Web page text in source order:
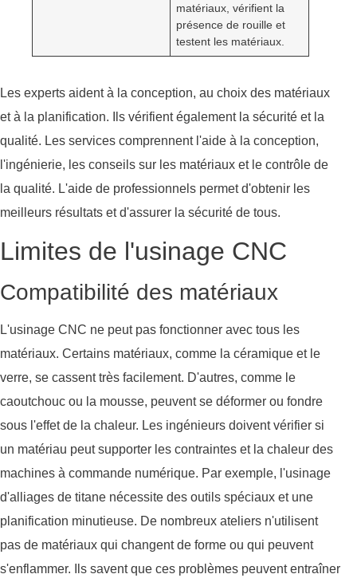
matériaux, vérifient la
présence de rouille et
testent les matériaux.
Les experts aident à la conception, au choix des matériaux
et à la planification. Ils vérifient également la sécurité et la
qualité. Les services comprennent l'aide à la conception,
l'ingénierie, les conseils sur les matériaux et le contrôle de
la qualité. L'aide de professionnels permet d'obtenir les
meilleurs résultats et d'assurer la sécurité de tous.
Limites de l'usinage CNC
Compatibilité des matériaux
L'usinage CNC ne peut pas fonctionner avec tous les
matériaux. Certains matériaux, comme la céramique et le
verre, se cassent très facilement. D'autres, comme le
caoutchouc ou la mousse, peuvent se déformer ou fondre
sous l'effet de la chaleur. Les ingénieurs doivent vérifier si
un matériau peut supporter les contraintes et la chaleur des
machines à commande numérique. Par exemple, l'usinage
d'alliages de titane nécessite des outils spéciaux et une
planification minutieuse. De nombreux ateliers n'utilisent
pas de matériaux qui changent de forme ou qui peuvent
s'enflammer. Ils savent que ces problèmes peuvent entraîner